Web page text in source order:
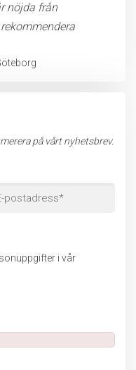
nöjda från
på vårt nyhetsbrev.
i vår